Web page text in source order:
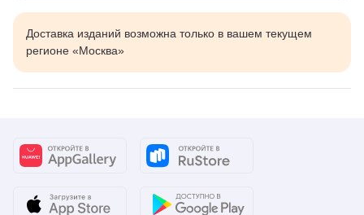
Доставка изданий возможна только в вашем текущем
регионе «Москва»